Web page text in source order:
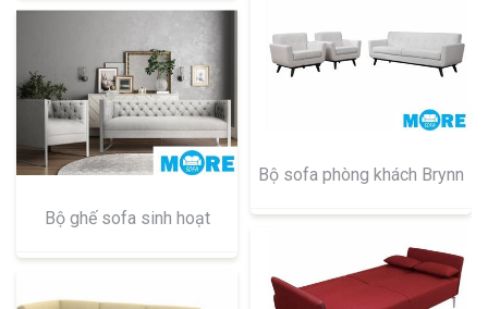
Bộ sofa phòng khách Brynn
Bộ ghế sofa sinh hoạt